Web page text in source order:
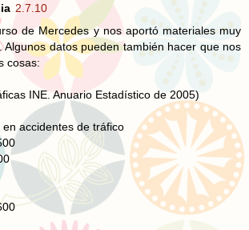
2.7.10
de Mercedes y nos aportó materiales muy
Algunos datos pueden también hacer que nos
cosas:
INE. Anuario Estadístico de 2005)
en accidentes de tráfico